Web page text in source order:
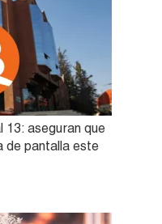
13: aseguran que
de pantalla este